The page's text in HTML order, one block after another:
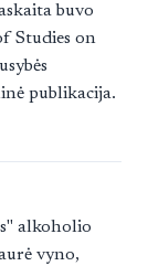
buvo
Studies on
publikacija.
alkoholio
vyno,